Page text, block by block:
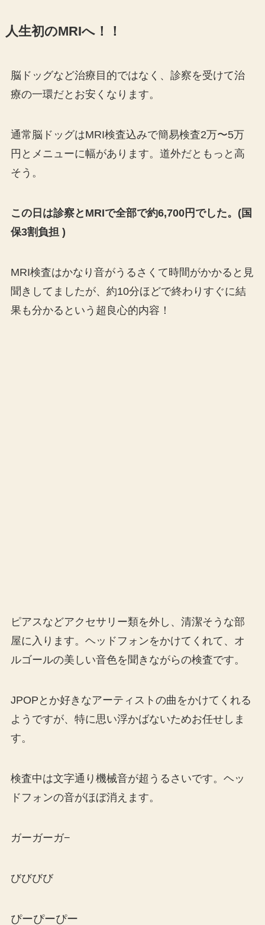
人生初のMRIへ！！
脳ドッグなど治療目的ではなく、診察を受けて治
療の一環だとお安くなります。
通常脳ドッグはMRI検査込みで簡易検査2万〜5万
円とメニューに幅があります。道外だともっと高
そう。
この日は診察とMRIで全部で約6,700円でした。(国
保3割負担 )
MRI検査はかなり音がうるさくて時間がかかると見
聞きしてましたが、約10分ほどで終わりすぐに結
果も分かるという超良心的内容！
ピアスなどアクセサリー類を外し、清潔そうな部
屋に入ります。ヘッドフォンをかけてくれて、オ
ルゴールの美しい音色を聞きながらの検査です。
JPOPとか好きなアーティストの曲をかけてくれる
ようですが、特に思い浮かばないためお任せしま
す。
検査中は文字通り機械音が超うるさいです。ヘッ
ドフォンの音がほぼ消えます。
ガーガーガ−
びびびび
ぴーぴーぴー